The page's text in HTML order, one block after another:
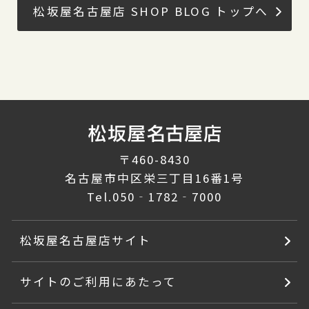
松坂屋名古屋店 SHOP BLOG トップへ
〒460-8430
名古屋市中区栄三丁目16番1号
Tel.050‐1782‐7000
松坂屋名古屋店サイト
サイトのご利用にあたって